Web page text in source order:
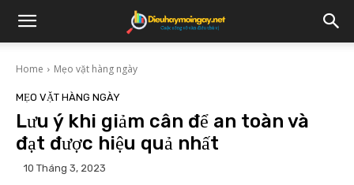
Home Mẹo vặt hàng ngày
MẸO VẶT HÀNG NGÀY
Lưu ý khi giảm cân để an toàn và
đạt được hiệu quả nhất
10 Tháng 3, 2023